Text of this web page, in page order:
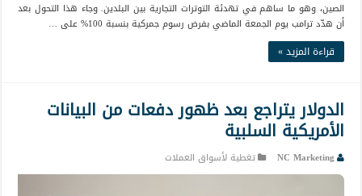
الصين، وهو ما ساهم في تهدئة التوترات التجارية بين البلدين. وجاء هذا التحول بعد
أن هدّد ترامب يوم الجمعة الماضي بفرض رسوم جمركية بنسبة 100% على …
قراءة المزيد »
الدولار يتراجع بعد ظهور دفعات من البيانات
الأمريكية السلبية
NC Marketing تغطية لأسواق العملات